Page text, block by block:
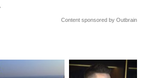
Content sponsored by Outbrain